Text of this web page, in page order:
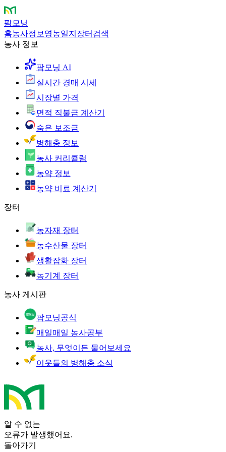
팜모닝
홈농사정보 영농일지 장터 검색
농사 정보
팜모닝 AI
실시간 경매 시세
시장별 가격
면적 직불금 계산기
숨은 보조금
병해충 정보
농사 커리큘럼
농약 정보
농약 비료 계산기
장터
농자재 장터
농수산물 장터
생활잡화 장터
농기계 장터
농사 게시판
팜모닝공식
매일매일 농사공부
농사, 무엇이든 물어보세요
이웃들의 병해충 소식
알 수 없는
오류가 발생했어요.
돌아가기